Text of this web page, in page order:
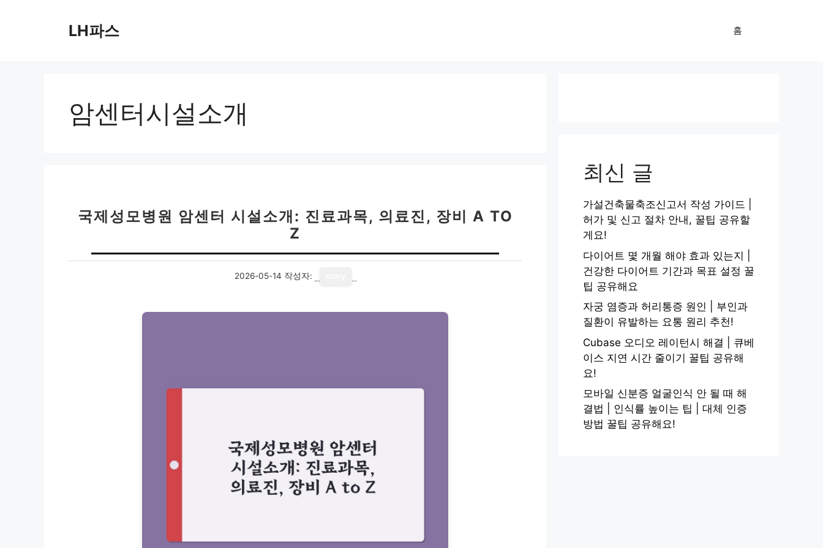
LH파스 홈
암센터시설소개
국제성모병원 암센터 시설소개: 진료과목, 의료진, 장비 A TO
Z
2026-05-14 작성자:
최신 글
가설건축물축조신고서 작성 가이드 |
허가 및 신고 절차 안내, 꿀팁 공유할
게요!
다이어트 몇 개월 해야 효과 있는지 |
건강한 다이어트 기간과 목표 설정 꿀
팁 공유해요
자궁 염증과 허리통증 원인 | 부인과
질환이 유발하는 요통 원리 추천!
Cubase 오디오 레이턴시 해결 | 큐베
이스 지연 시간 줄이기 꿀팁 공유해
요!
모바일 신분증 얼굴인식 안 될 때 해
결법 | 인식률 높이는 팁 | 대체 인증
방법 꿀팁 공유해요!